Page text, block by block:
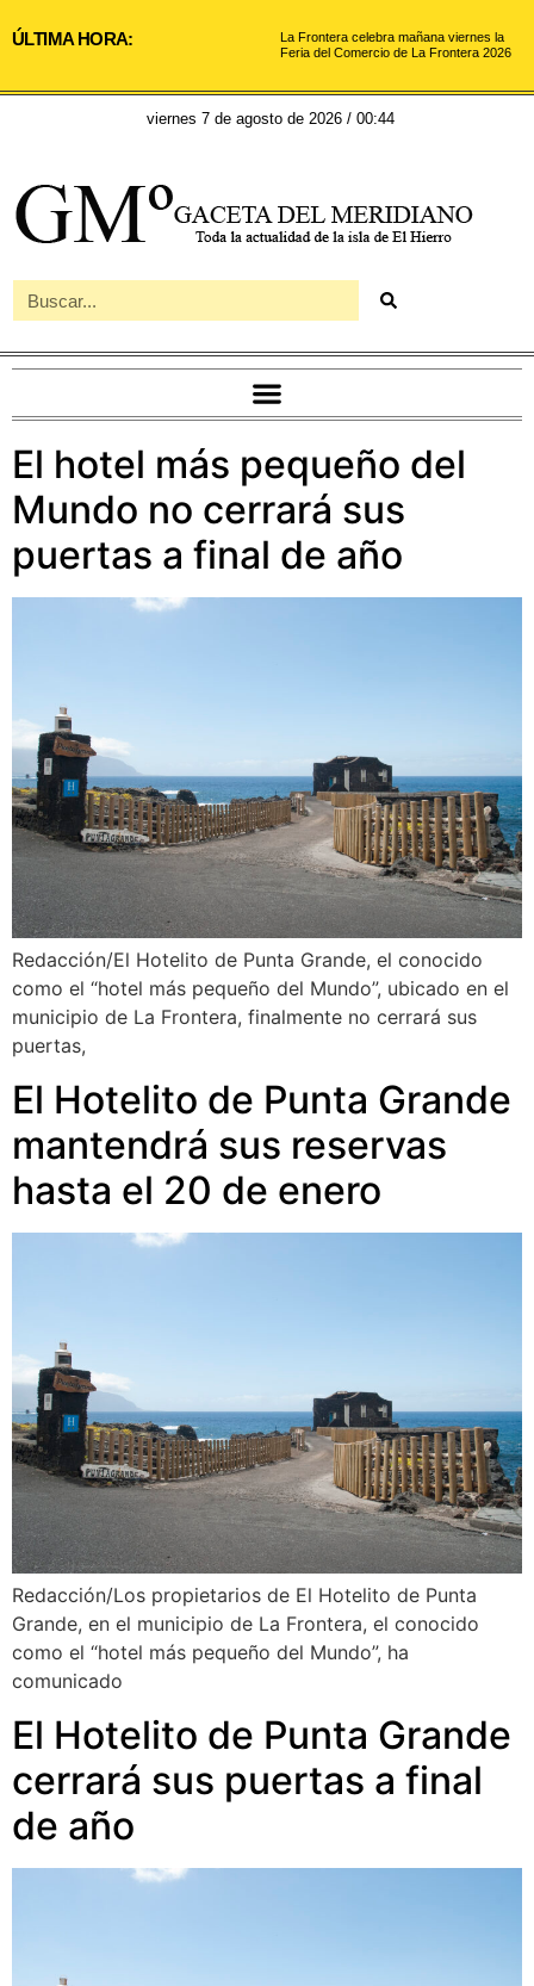
ÚLTIMA HORA:
La Frontera celebra mañana viernes la
Feria del Comercio de La Frontera 2026
viernes 7 de agosto de 2026 / 00:44
El hotel más pequeño del
Mundo no cerrará sus
puertas a final de año
Redacción/El Hotelito de Punta Grande, el conocido
como el “hotel más pequeño del Mundo”, ubicado en el
municipio de La Frontera, finalmente no cerrará sus
puertas,
El Hotelito de Punta Grande
mantendrá sus reservas
hasta el 20 de enero
Redacción/Los propietarios de El Hotelito de Punta
Grande, en el municipio de La Frontera, el conocido
como el “hotel más pequeño del Mundo”, ha
comunicado
El Hotelito de Punta Grande
cerrará sus puertas a final
de año